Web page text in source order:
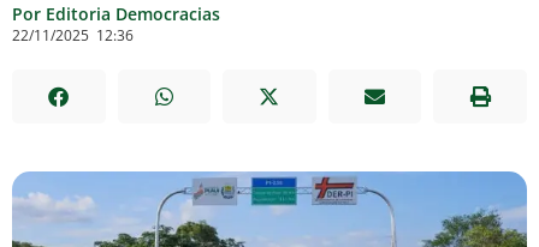
Por Editoria Democracias
22/11/2025 12:36